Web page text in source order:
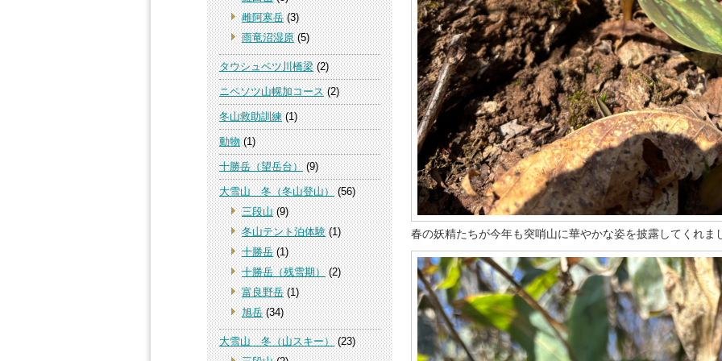
雌阿寒岳(3)
雨竜沼湿原(5)
タウシュベツ川橋梁(2)
ニペソツ山幌加コース(2)
冬山救助訓練(1)
動物(1)
十勝岳（望岳台）(9)
大雪山 冬（冬山登山）(56)
三段山(9)
冬山テント泊体験(1)
十勝岳(1)
十勝岳（残雪期）(2)
富良野岳(1)
旭岳(34)
大雪山 冬（山スキー）(23)
春の妖精たちが今年も突哨山に華やかな姿を披露してくれま